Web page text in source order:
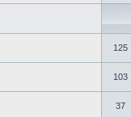
125
103
37